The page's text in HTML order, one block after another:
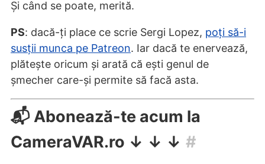
Și când se poate, merită.
PS: dacă-ți place ce scrie Sergi Lopez, poți să-i
susții munca pe Patreon. Iar dacă te enervează,
plătește oricum și arată că ești genul de
șmecher care-și permite să facă asta.
📬 Abonează-te acum la
CameraVAR.ro ↓ ↓ ↓ #